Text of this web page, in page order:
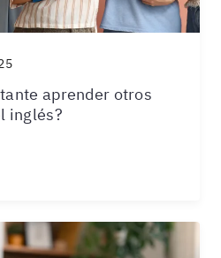
aprender otros
inglés?